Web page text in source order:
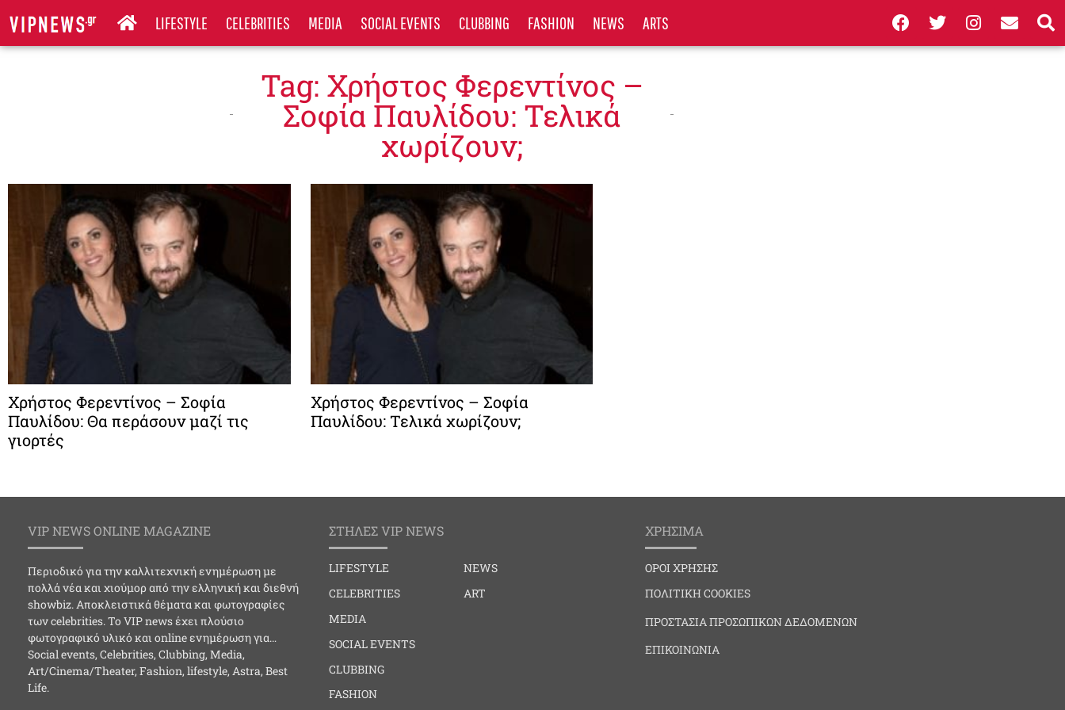
LIFESTYLE CELEBRITIES MEDIA SOCIAL EVENTS CLUBBING FASHION NEWS ARTS
Tag: Χρήστος Φερεντίνος –
Σοφία Παυλίδου: Τελικά
χωρίζουν;
Χρήστος Φερεντίνος – Σοφία
Παυλίδου: Θα περάσουν μαζί τις
γιορτές
Χρήστος Φερεντίνος – Σοφία
Παυλίδου: Τελικά χωρίζουν;
VIP NEWS ONLINE MAGAZINE
Περιοδικό για την καλλιτεχνική ενημέρωση με
πολλά νέα και χιούμορ από την ελληνική και διεθνή
showbiz. Αποκλειστικά θέματα και φωτογραφίες
των celebrities. Το VIP news έχει πλούσιο
φωτογραφικό υλικό και online ενημέρωση για…
Social events, Celebrities, Clubbing, Media,
Art/Cinema/Theater, Fashion, lifestyle, Astra, Best
Life.
ΣΤΗΛΕΣ VIP NEWS
LIFESTYLE
CELEBRITIES
MEDIA
SOCIAL EVENTS
CLUBBING
FASHION
NEWS
ART
ΧΡΗΣΙΜΑ
ΟΡΟΙ ΧΡΗΣΗΣ
ΠΟΛΙΤΙΚΗ COOKIES
ΠΡΟΣΤΑΣΙΑ ΠΡΟΣΩΠΙΚΩΝ ΔΕΔΟΜΕΝΩΝ
ΕΠΙΚΟΙΝΩΝΙΑ